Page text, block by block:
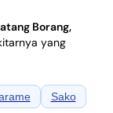
Borang,
yang
Sako